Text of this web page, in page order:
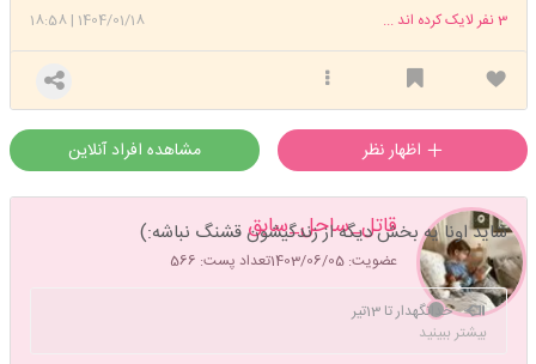
1404/01/18
|
18:58 3نفر لایک کرده اند ...
مشاهده افراد آنلاین
قاتل_ساحل_سابق
عضویت: 1403/06/05 تعداد پست: 566
شاید اونا یه بخش دیگه از زندگیشون قشنگ نباشه:)
خدانگهدار تا 13تیر
بیشتر ببینید